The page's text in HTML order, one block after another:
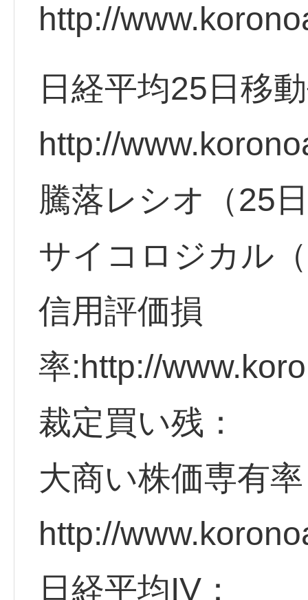
http://
日経平均25日移
http://
騰落レシオ（25
サイコロジカル
信用評価損
率:http://
裁定買い残：
大商い株価専有
http://
日経平均IV：